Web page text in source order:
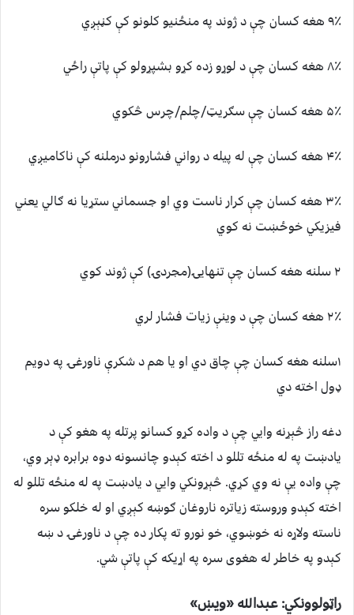
۹٪ هغه کسان چې د ژوند په منځنیو کلونو کې کڼېږي
۸٪ هغه کسان چې د لوړو زده کړو بشپړولو کې پاتې راځي
۵٪ هغه کسان چې سګریټ/چلم/چرس څکوي
۴٪ هغه کسان چې له پیله د رواني فشارونو درملنه کې ناکاميږي
۳٪ هغه کسان چې کرار ناست وي او جسماني ستړیا نه ګالي یعني
فیزیکي خوځښت نه کوي
۲ سلنه هغه کسان چې تنهایۍ(مجردۍ) کې ژوند کوي
۲٪ هغه کسان چې د وینې زیات فشار لري
۱سلنه هغه کسان چې چاق دي او یا هم د شکرې ناورغۍ په دویم
ډول اخته دي
دغه راز څېړنه وايي چې د واده کړو کسانو پرتله په هغو کې د
یادښت په له منځه تللو د اخته کېدو چانسونه دوه برابره ډېر وي،
چې واده یې نه وي کړي. څېړونکي وايي د یادښت په له منځه تللو له
اخته کېدو وروسته زیاتره ناروغان ګوښه کېږي او له خلکو سره
ناسته ولاړه نه خوښوي، خو نورو ته پکار ده چې د ناورغۍ د ښه
کېدو په خاطر له هغوی سره په اړیکه کې پاتې شي.
راټولوونکي: عبدالله «ویښ»